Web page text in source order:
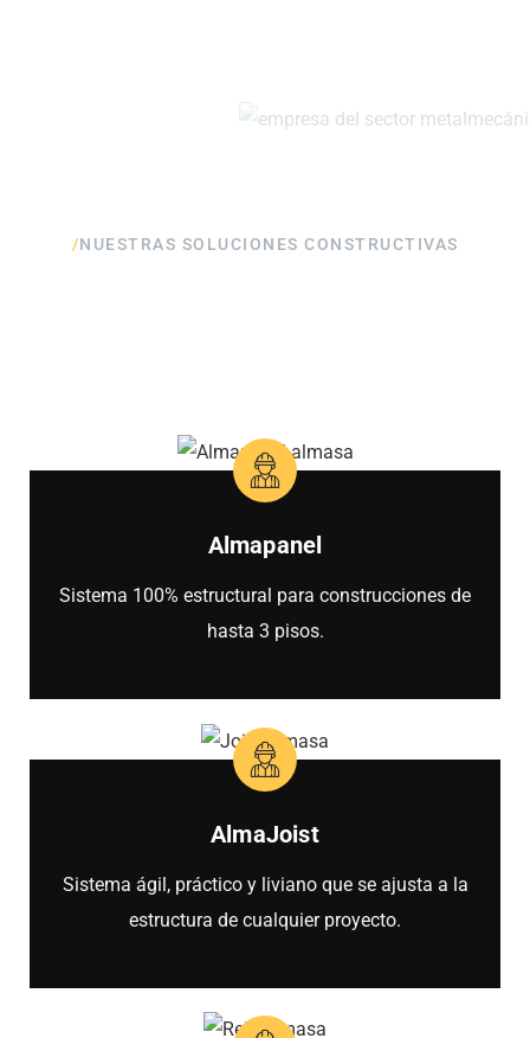
/NUESTRAS SOLUCIONES CONSTRUCTIVAS
Almapanel
Sistema 100% estructural para construcciones de
hasta 3 pisos.
AlmaJoist
Sistema ágil, práctico y liviano que se ajusta a la
estructura de cualquier proyecto.